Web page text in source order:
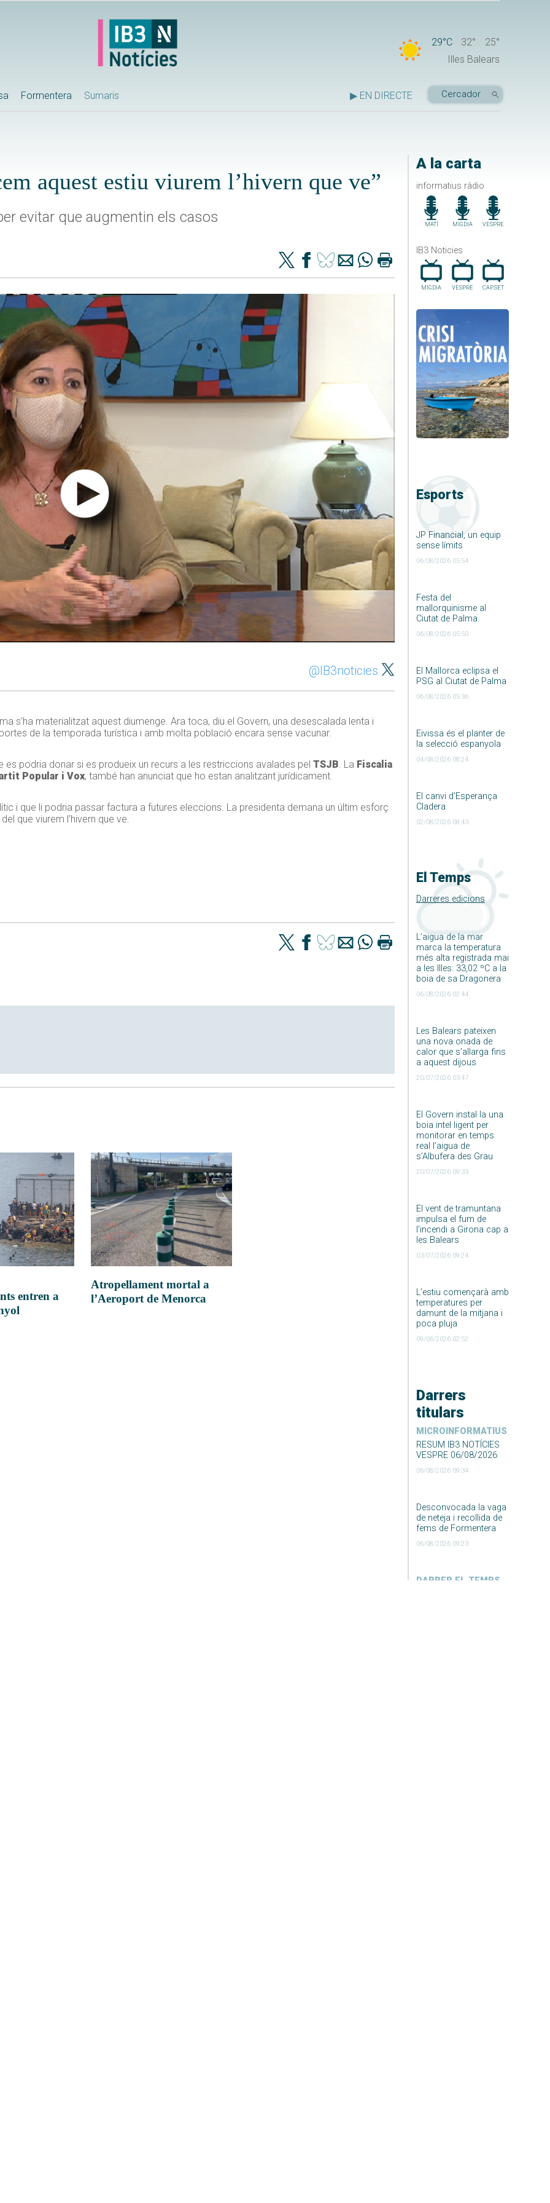
29°C 32°
25°
Illes Balears
Formentera Sumaris ▶ EN DIRECTE
A la carta
informatius ràdio
MATÍ MIGDIA VESPRE
IB3 Noticies
MIGDIA VESPRE CAP.SET
Esports
JP Financial, un equip
sense límits
06/08/2026 05:54
Festa del
mallorquinisme al
Ciutat de Palma
06/08/2026 05:50
El Mallorca eclipsa el
PSG al Ciutat de Palma
06/08/2026 05:36
Eivissa és el planter de
la selecció espanyola
04/08/2026 08:24
El canvi d’Esperança
Cladera
02/08/2026 08:43
El Temps
Darreres edicions
L’aigua de la mar
marca la temperatura
més alta registrada mai
a les Illes: 33,02 ºC a la
boia de sa Dragonera
06/08/2026 02:44
Les Balears pateixen
una nova onada de
calor que s’allarga fins
a aquest dijous
20/07/2026 03:47
El Govern instal·la una
boia intel·ligent per
monitorar en temps
real l’aigua de
s’Albufera des Grau
20/07/2026 09:33
El vent de tramuntana
impulsa el fum de
l’incendi a Girona cap a
les Balears
03/07/2026 09:24
L’estiu començarà amb
temperatures per
damunt de la mitjana i
poca pluja
09/06/2026 02:52
Darrers
titulars
MICROINFORMATIUS
RESUM IB3 NOTÍCIES
VESPRE 06/08/2026
06/08/2026 09:34
Desconvocada la vaga
de neteja i recollida de
fems de Formentera
06/08/2026 09:23
DARRER EL TEMPS
aquest estiu viurem l’hivern que ve”
evitar que augmentin els casos
@IB3noticies
s’ha materialitzat aquest diumenge. Ara toca, diu el Govern, una desescalada lenta i
de la temporada turística i amb molta població encara sense vacunar.
es podria donar si es produeix un recurs a les restriccions avalades pel TSJB. La Fiscalia
Popular i Vox, també han anunciat que ho estan analitzant jurídicament.
i que li podria passar factura a futures eleccions. La presidenta demana un últim esforç
que viurem l’hivern que ve.
entren a
Atropellament mortal a
l’Aeroport de Menorca